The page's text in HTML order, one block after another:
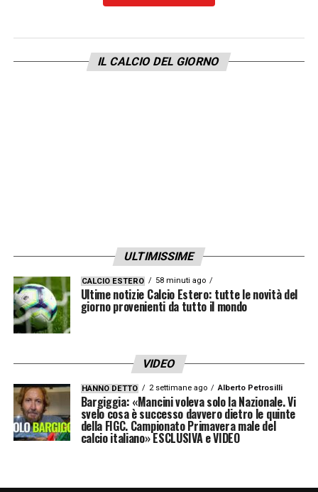
IL CALCIO DEL GIORNO
ULTIMISSIME
CALCIO ESTERO 58 minuti ago
Ultime notizie Calcio Estero: tutte le novità del
giorno provenienti da tutto il mondo
VIDEO
HANNO DETTO 2 settimane ago Alberto Petrosilli
Bargiggia: «Mancini voleva solo la Nazionale. Vi
svelo cosa è successo davvero dietro le quinte
della FIGC. Campionato Primavera male del
calcio italiano» ESCLUSIVA e VIDEO